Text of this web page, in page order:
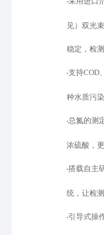
•
见）双光
稳定，检
•支持COD
种水质污
•总氮的测
浓硫酸，更
•搭载自主
统，让检
•引导式操